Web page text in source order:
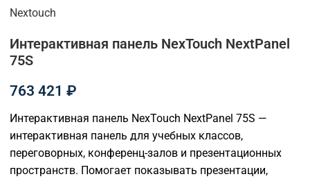
Nextouch
Интерактивная панель NexTouch NextPanel
75S
763 421 ₽
Интерактивная панель NexTouch NextPanel 75S —
интерактивная панель для учебных классов,
переговорных, конференц-залов и презентационных
пространств. Помогает показывать презентации,